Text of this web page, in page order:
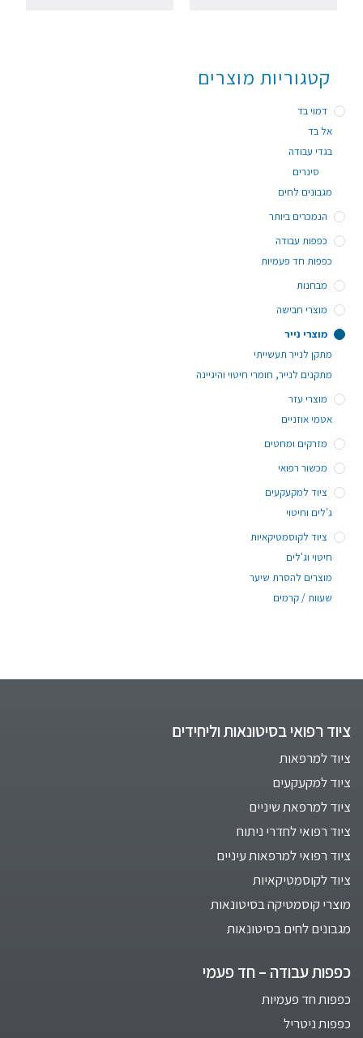
קטגוריות מוצרים
דמוי בד
אל בד
בגדי עבודה
סינרים
מגבונים לחים
הנמכרים ביותר
כפפות עבודה
כפפות חד פעמיות
מבחנות
מוצרי חבישה
מוצרי נייר
מתקן לנייר תעשייתי
מתקנים לנייר, חומרי חיטוי והיגיינה
מוצרי עזר
אטמי אוזניים
מזרקים ומחטים
מכשור רפואי
ציוד למקעקעים
ג'לים וחיטוי
ציוד לקוסמטיקאיות
חיטוי וג'לים
מוצרים להסרת שיער
שעוות / קרמים
ציוד רפואי בסיטונאות וליחידים
ציוד למרפאות
ציוד למקעקעים
ציוד למרפאת שיניים
ציוד רפואי לחדרי ניתוח
ציוד רפואי למרפאות עיניים
ציוד לקוסמטיקאיות
מוצרי קוסמטיקה בסיטונאות
מגבונים לחים בסיטונאות
כפפות עבודה – חד פעמי
כפפות חד פעמיות
כפפות ניטריל